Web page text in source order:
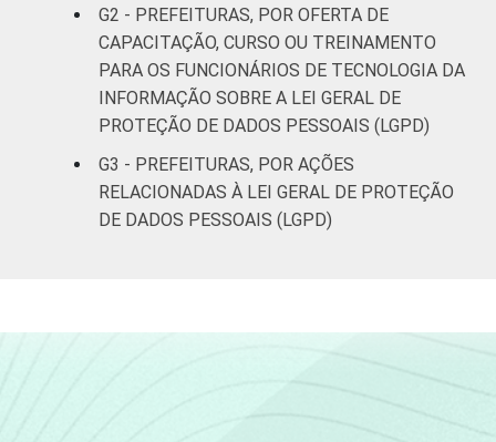
brasileiro - TIC Governo Eletrônico 2023.
G2 - PREFEITURAS, POR OFERTA DE
CAPACITAÇÃO, CURSO OU TREINAMENTO
PARA OS FUNCIONÁRIOS DE TECNOLOGIA DA
INFORMAÇÃO SOBRE A LEI GERAL DE
PROTEÇÃO DE DADOS PESSOAIS (LGPD)
G3 - PREFEITURAS, POR AÇÕES
RELACIONADAS À LEI GERAL DE PROTEÇÃO
DE DADOS PESSOAIS (LGPD)